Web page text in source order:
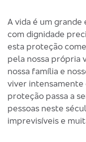
A vida é um
com dignidade
esta proteção
pela nossa própria
nossa família e
viver intensamente
proteção passa a
pessoas neste
imprevisíveis e